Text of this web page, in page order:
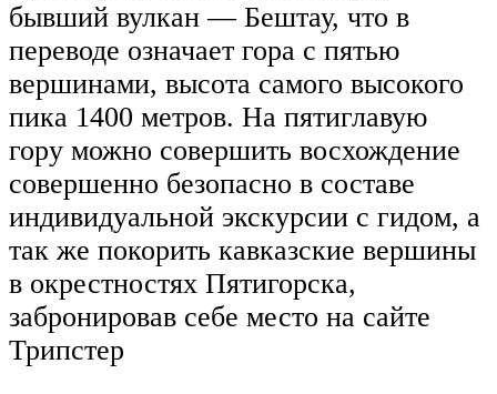
бывший вулкан — Бештау, что в
переводе означает гора с пятью
вершинами, высота самого высокого
пика 1400 метров. На пятиглавую
гору можно совершить восхождение
совершенно безопасно в составе
индивидуальной экскурсии с гидом, а
так же покорить кавказские вершины
в окрестностях Пятигорска,
забронировав себе место на сайте
Трипстер